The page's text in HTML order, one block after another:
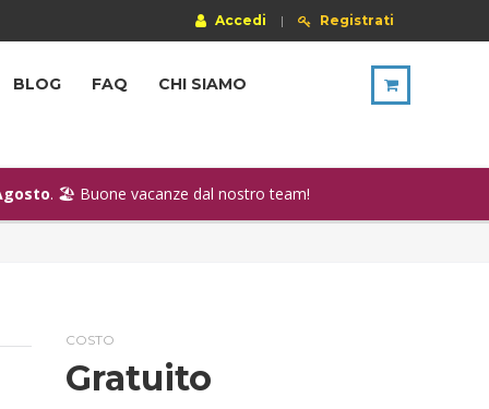
Accedi | Registrati
BLOG FAQ CHI SIAMO
. 🏖️ Buone vacanze dal nostro team!
COSTO
Gratuito